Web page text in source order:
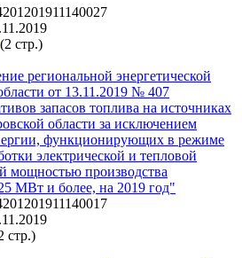
(2 стр.)
региональной энергетической
от 13.11.2019 № 407
запасов топлива на источниках
области за исключением
функционирующих в режиме
электрической и тепловой
мощностью производства
МВт и более, на 2019 год"
стр.)